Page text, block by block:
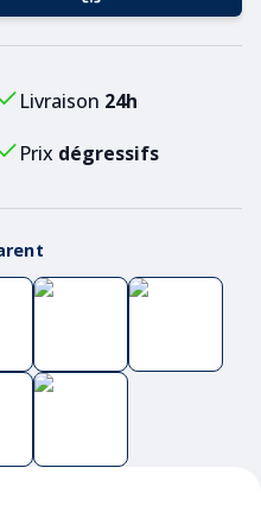
Livraison 24h
Prix dégressifs